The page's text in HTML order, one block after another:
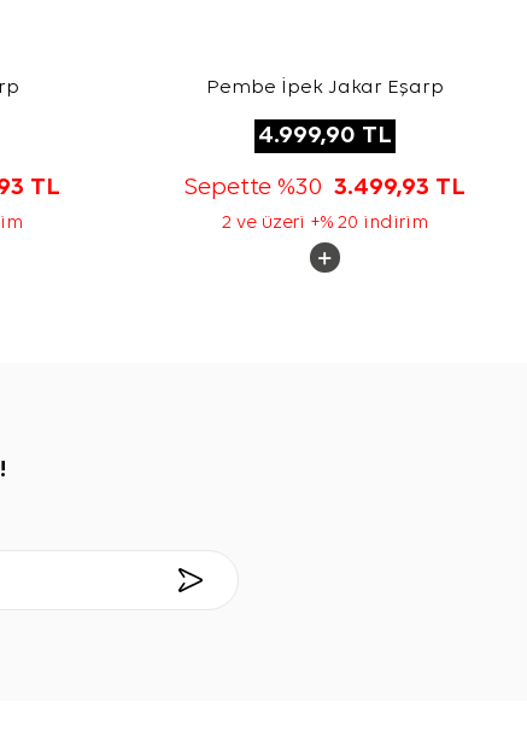
TL
Pembe İpek Jakar Eşarp
4.999,90 TL
Sepette %30 3.499,93 TL
2 ve üzeri +% 20 indirim